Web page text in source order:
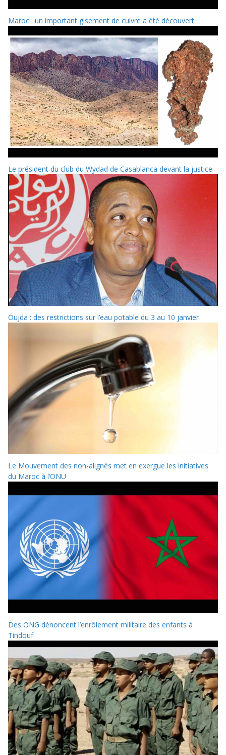
Maroc : un important gisement de cuivre a été découvert
Le président du club du Wydad de Casablanca devant la justice
Oujda : des restrictions sur l’eau potable du 3 au 10 janvier
Le Mouvement des non-alignés met en exergue les initiatives
du Maroc à l’ONU
Des ONG dénoncent l’enrôlement militaire des enfants à
Tindouf